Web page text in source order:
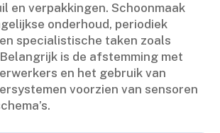
en verpakkingen.​ Schoonmaak
onderhoud, periodiek
specialistische taken zoals
is de afstemming met
en het gebruik van
voorzien van sensoren